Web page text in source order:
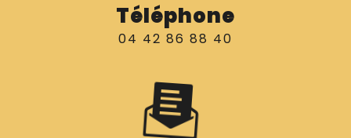
Téléphone
04 42 86 88 40